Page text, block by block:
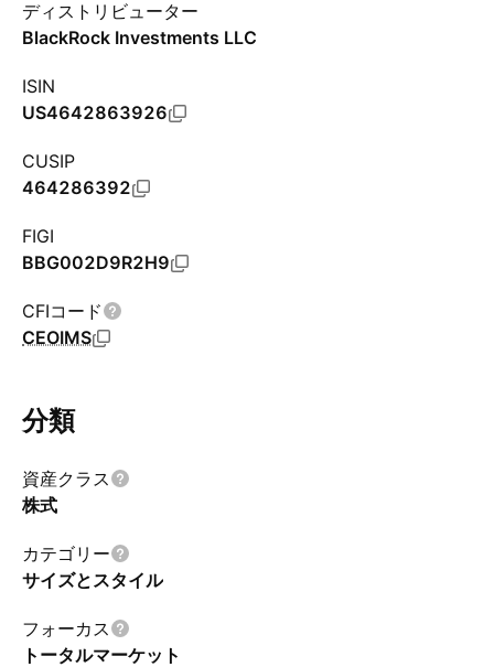
ディストリビューター
BlackRock Investments LLC
ISIN
US4642863926
CUSIP
464286392
FIGI
BBG002D9R2H9
CFIコード
CEOIMS
分類
資産クラス
株式
カテゴリー
サイズとスタイル
フォーカス
トータルマーケット